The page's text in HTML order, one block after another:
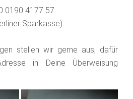
0190 4177 57
Sparkasse)
stellen wir gerne aus, dafür
in Deine Überweisung